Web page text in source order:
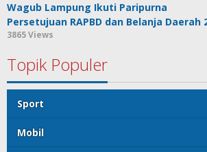
Wagub Lampung Ikuti Paripurna
Persetujuan RAPBD dan Belanja Daerah
3865 Views
Topik Populer
Sport
Mobil